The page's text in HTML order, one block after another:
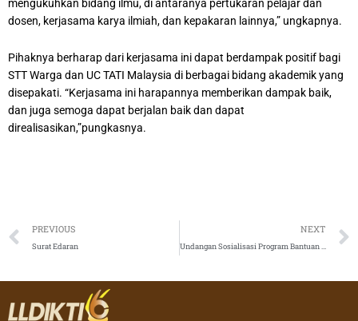
mengukuhkan bidang ilmu, di antaranya pertukaran pelajar dan
dosen, kerjasama karya ilmiah, dan kepakaran lainnya,” ungkapnya.
Pihaknya berharap dari kerjasama ini dapat berdampak positif bagi
STT Warga dan UC TATI Malaysia di berbagai bidang akademik yang
disepakati. “Kerjasama ini harapannya memberikan dampak baik,
dan juga semoga dapat berjalan baik dan dapat
direalisasikan,”pungkasnya.
Prev
PREVIOUS
Surat Edaran
NEXT